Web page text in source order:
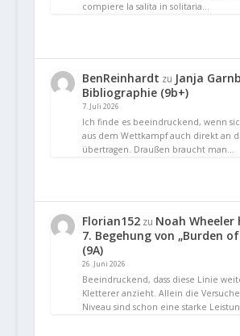
compiere la salita in solitaria…
BenReinhardt zu Janja
Bibliographie (9b+)
7. Juli 2026
Ich finde es beeindruckend, wenn
aus dem Wettkampf auch direkt an
übertragen. Draußen braucht man…
Florian152zu Noah
7. Begehung von „Burden
(9A)
26. Juni 2026
Beeindruckend, dass diese Linie
Kletterer anzieht. Allein die
Niveau sind schon eine starke